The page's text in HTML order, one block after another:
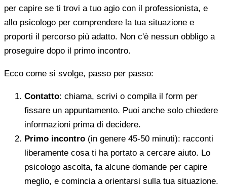
per capire se ti trovi a tuo agio con il professionista, e
allo psicologo per comprendere la tua situazione e
proporti il percorso più adatto. Non c'è nessun obbligo a
proseguire dopo il primo incontro.
Ecco come si svolge, passo per passo:
Contatto: chiama, scrivi o compila il form per
fissare un appuntamento. Puoi anche solo chiedere
informazioni prima di decidere.
Primo incontro (in genere 45-50 minuti): racconti
liberamente cosa ti ha portato a cercare aiuto. Lo
psicologo ascolta, fa alcune domande per capire
meglio, e comincia a orientarsi sulla tua situazione.